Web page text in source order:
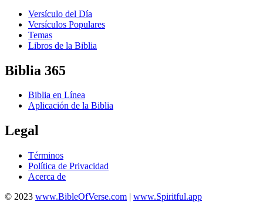
Versículo del Día
Versículos Populares
Temas
Libros de la Biblia
Biblia 365
Biblia en Línea
Aplicación de la Biblia
Legal
Términos
Política de Privacidad
Acerca de
© 2023 www.BibleOfVerse.com | www.Spiritful.app